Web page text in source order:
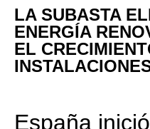
LA SUBASTA
ENERGÍA
EL
España